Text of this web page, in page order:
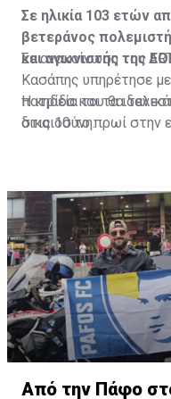
Σε ηλικία 103 ετών
βετεράνος
και αγωνιστής της
Σε ανακοίνωση του
Κασάπης υπηρέτησε
πατρίδα και τα
δικαιοσύνη.
Η κηδεία του θα
στις 10 το πρωί στην
Πηγή: ΚΥΠΕ
Από την Πάφο